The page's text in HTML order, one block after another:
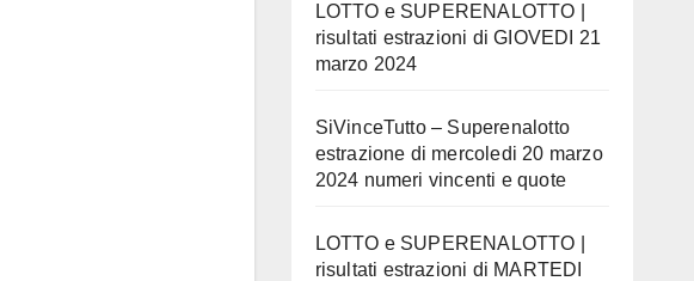
LOTTO e SUPERENALOTTO |
risultati estrazioni di GIOVEDI 21
marzo 2024
SiVinceTutto – Superenalotto
estrazione di mercoledi 20 marzo
2024 numeri vincenti e quote
LOTTO e SUPERENALOTTO |
risultati estrazioni di MARTEDI